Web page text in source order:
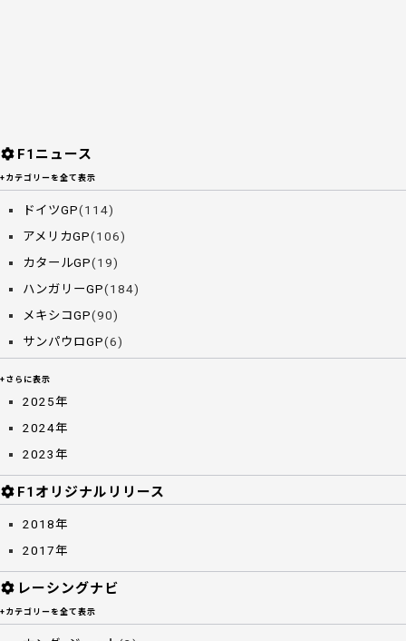
F1ニュース
+カテゴリーを全て表示
ドイツGP(114)
アメリカGP(106)
カタールGP(19)
ハンガリーGP(184)
メキシコGP(90)
サンパウロGP(6)
+さらに表示
2025年
2024年
2023年
F1オリジナルリリース
2018年
2017年
レーシングナビ
+カテゴリーを全て表示